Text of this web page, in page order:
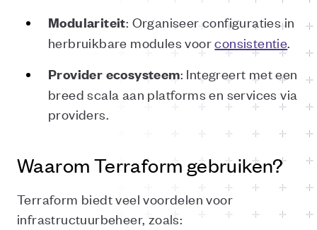
Modulariteit: Organiseer configuraties in
herbruikbare modules voorconsistentie.
Provider ecosysteem: Integreert met een
breed scala aan platforms en services via
providers.
Waarom Terraform gebruiken?
Terraform biedt veel voordelen voor
infrastructuurbeheer, zoals: